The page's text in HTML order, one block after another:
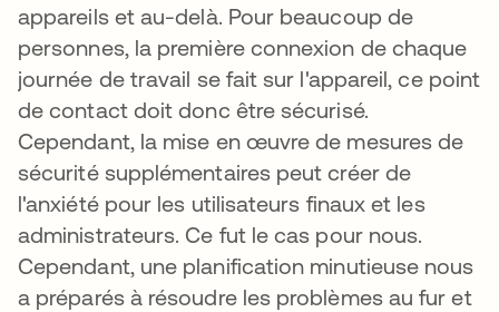
appareils et au-delà. Pour beaucoup de
personnes, la première connexion de chaque
journée de travail se fait sur l'appareil, ce point
de contact doit donc être sécurisé.
Cependant, la mise en œuvre de mesures de
sécurité supplémentaires peut créer de
l'anxiété pour les utilisateurs finaux et les
administrateurs. Ce fut le cas pour nous.
Cependant, une planification minutieuse nous
a préparés à résoudre les problèmes au fur et